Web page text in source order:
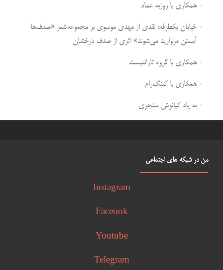
همکاری با روزبه عماد
خیابان یکطرفه: نقدی از مهدی موسوی بر مجموعه‌شعر «صدف‌ها
آبستن مروارید می‌شوند» اثری از صدف درخشان
همکاری با گروه تارانتیست
همکاری با کینگ‌رام
به یاد کیانوش سنجری
من در شبکه های اجتماعی
Instagram
Faceook
Youtube
Telegram